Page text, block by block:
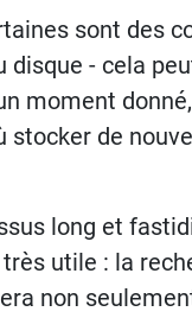
sont des
disque - cela
moment
stocker de
long et
utile : la
non